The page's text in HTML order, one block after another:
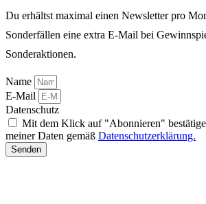
Du erhältst maximal einen Newsletter pro
Sonderfällen eine extra E-Mail bei
Sonderaktionen.
Name
E-Mail
Datenschutz
Mit dem Klick auf "Abonnieren"
meiner Daten gemäß Datenschutzerklärung.
Senden